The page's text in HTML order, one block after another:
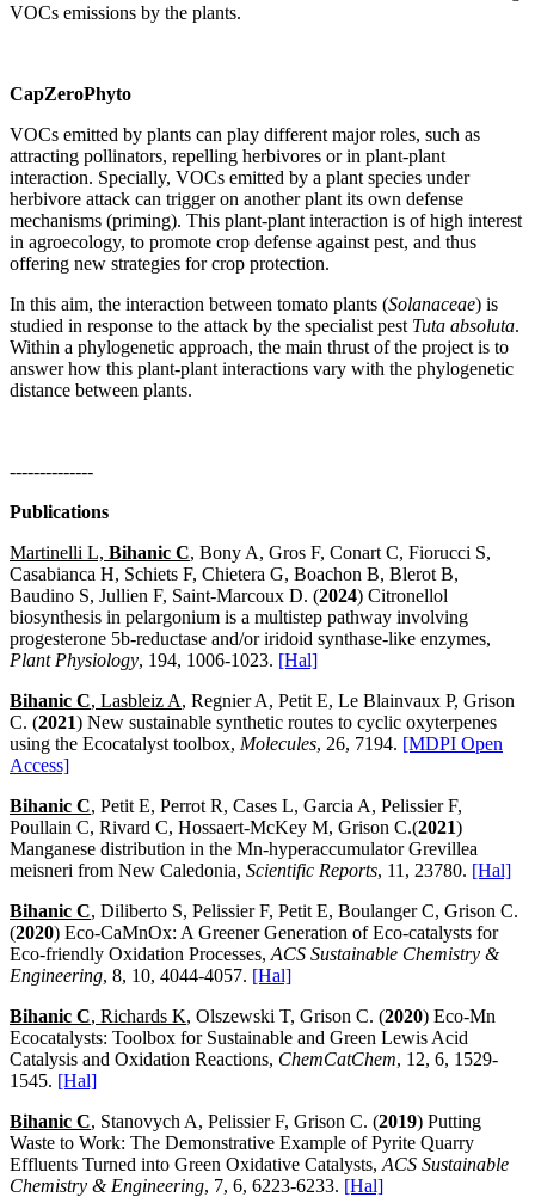
VOCs emissions by the plants.
CapZeroPhyto
VOCs emitted by plants can play different major roles, such as
attracting pollinators, repelling herbivores or in plant-plant
interaction. Specially, VOCs emitted by a plant species under
herbivore attack can trigger on another plant its own defense
mechanisms (priming). This plant-plant interaction is of high interest
in agroecology, to promote crop defense against pest, and thus
offering new strategies for crop protection.
In this aim, the interaction between tomato plants (Solanaceae) is
studied in response to the attack by the specialist pest Tuta absoluta.
Within a phylogenetic approach, the main thrust of the project is to
answer how this plant-plant interactions vary with the phylogenetic
distance between plants.
--------------
Publications
Martinelli L, Bihanic C, Bony A, Gros F, Conart C, Fiorucci S,
Casabianca H, Schiets F, Chietera G, Boachon B, Blerot B,
Baudino S, Jullien F, Saint-Marcoux D. (2024) Citronellol
biosynthesis in pelargonium is a multistep pathway involving
progesterone 5b‑reductase and/or iridoid synthase-like enzymes,
Plant Physiology, 194, 1006-1023. [Hal]
Bihanic C, Lasbleiz A, Regnier A, Petit E, Le Blainvaux P, Grison
C. (2021) New sustainable synthetic routes to cyclic oxyterpenes
using the Ecocatalyst toolbox, Molecules, 26, 7194. [MDPI Open
Access]
Bihanic C, Petit E, Perrot R, Cases L, Garcia A, Pelissier F,
Poullain C, Rivard C, Hossaert-McKey M, Grison C.(2021)
Manganese distribution in the Mn-hyperaccumulator Grevillea
meisneri from New Caledonia, Scientific Reports, 11, 23780. [Hal]
Bihanic C, Diliberto S, Pelissier F, Petit E, Boulanger C, Grison C.
(2020) Eco-CaMnOx: A Greener Generation of Eco-catalysts for
Eco-friendly Oxidation Processes, ACS Sustainable Chemistry &
Engineering, 8, 10, 4044-4057. [Hal]
Bihanic C, Richards K, Olszewski T, Grison C. (2020) Eco-Mn
Ecocatalysts: Toolbox for Sustainable and Green Lewis Acid
Catalysis and Oxidation Reactions, ChemCatChem, 12, 6, 1529-
1545. [Hal]
Bihanic C, Stanovych A, Pelissier F, Grison C. (2019) Putting
Waste to Work: The Demonstrative Example of Pyrite Quarry
Effluents Turned into Green Oxidative Catalysts, ACS Sustainable
Chemistry & Engineering, 7, 6, 6223-6233. [Hal]